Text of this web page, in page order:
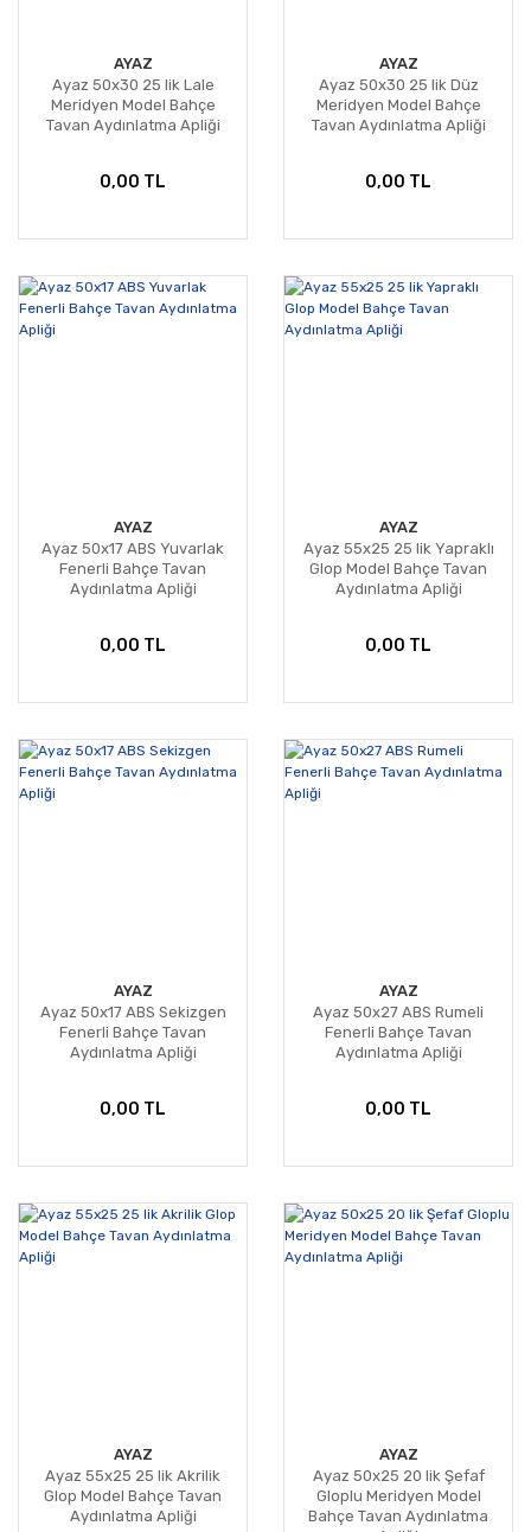
AYAZ
Ayaz 50x30 25 lik Lale
Meridyen Model Bahçe
Tavan Aydınlatma Apliği
0,00 TL
AYAZ
Ayaz 50x30 25 lik Düz
Meridyen Model Bahçe
Tavan Aydınlatma Apliği
0,00 TL
AYAZ
Ayaz 50x17 ABS Yuvarlak
Fenerli Bahçe Tavan
Aydınlatma Apliği
0,00 TL
AYAZ
Ayaz 55x25 25 lik Yapraklı
Glop Model Bahçe Tavan
Aydınlatma Apliği
0,00 TL
AYAZ
Ayaz 50x17 ABS Sekizgen
Fenerli Bahçe Tavan
Aydınlatma Apliği
0,00 TL
AYAZ
Ayaz 50x27 ABS Rumeli
Fenerli Bahçe Tavan
Aydınlatma Apliği
0,00 TL
AYAZ
Ayaz 55x25 25 lik Akrilik
Glop Model Bahçe Tavan
Aydınlatma Apliği
AYAZ
Ayaz 50x25 20 lik Şefaf
Gloplu Meridyen Model
Bahçe Tavan Aydınlatma